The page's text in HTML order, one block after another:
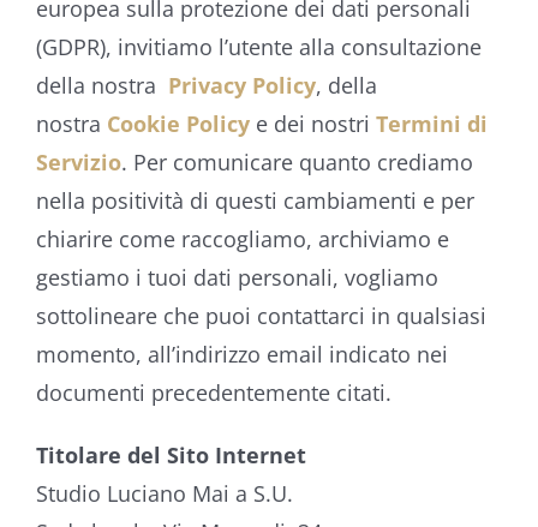
europea sulla protezione dei dati personali
(GDPR), invitiamo l’utente alla consultazione
della nostra Privacy Policy, della
nostra Cookie Policye dei nostri Termini di
Servizio. Per comunicare quanto crediamo
nella positività di questi cambiamenti e per
chiarire come raccogliamo, archiviamo e
gestiamo i tuoi dati personali, vogliamo
sottolineare che puoi contattarci in qualsiasi
momento, all’indirizzo email indicato nei
documenti precedentemente citati.
Titolare del Sito Internet
Studio Luciano Mai a S.U.